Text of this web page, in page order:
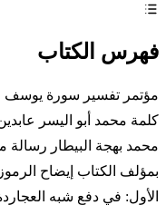
فهرس الكتاب
كلمة محمد أبو اليسر
محمد بهجة البيطار
بمؤلف الكتاب إيضاح
الأول: في دفع شبه